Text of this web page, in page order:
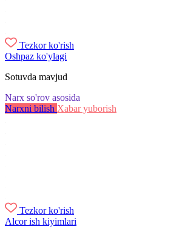
Tezkor ko'rish
Oshpaz ko'ylagi
Sotuvda mavjud
Narx so'rov asosida
Narxni bilish Xabar yuborish
Tezkor ko'rish
Alcor ish kiyimlari